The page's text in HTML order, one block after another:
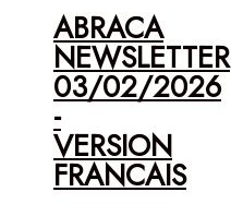
ABRACA
NEWSLETTER
03/02/2026
-
VERSION
FRANCAIS